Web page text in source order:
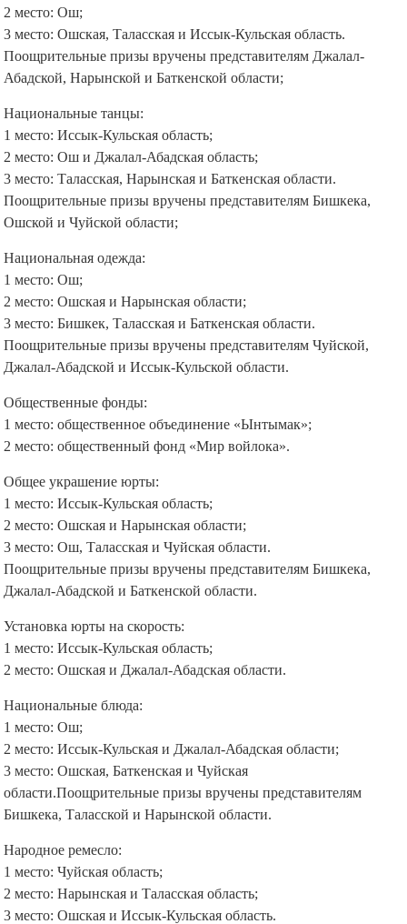
2 место: Ош;
3 место: Ошская, Таласская и Иссык-Кульская область.
Поощрительные призы вручены представителям Джалал-
Абадской, Нарынской и Баткенской области;
Национальные танцы:
1 место: Иссык-Кульская область;
2 место: Ош и Джалал-Абадская область;
3 место: Таласская, Нарынская и Баткенская области.
Поощрительные призы вручены представителям Бишкека,
Ошской и Чуйской области;
Национальная одежда:
1 место: Ош;
2 место: Ошская и Нарынская области;
3 место: Бишкек, Таласская и Баткенская области.
Поощрительные призы вручены представителям Чуйской,
Джалал-Абадской и Иссык-Кульской области.
Общественные фонды:
1 место: общественное объединение «Ынтымак»;
2 место: общественный фонд «Мир войлока».
Общее украшение юрты:
1 место: Иссык-Кульская область;
2 место: Ошская и Нарынская области;
3 место: Ош, Таласская и Чуйская области.
Поощрительные призы вручены представителям Бишкека,
Джалал-Абадской и Баткенской области.
Установка юрты на скорость:
1 место: Иссык-Кульская область;
2 место: Ошская и Джалал-Абадская области.
Национальные блюда:
1 место: Ош;
2 место: Иссык-Кульская и Джалал-Абадская области;
3 место: Ошская, Баткенская и Чуйская
области.Поощрительные призы вручены представителям
Бишкека, Таласской и Нарынской области.
Народное ремесло:
1 место: Чуйская область;
2 место: Нарынская и Таласская область;
3 место: Ошская и Иссык-Кульская область.